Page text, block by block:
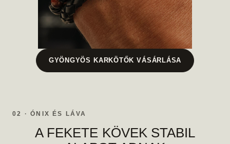
GYÖNGYÖS KARKÖTŐK VÁSÁRLÁSA
02 · ÓNIX ÉS LÁVA
A FEKETE KÖVEK STABIL